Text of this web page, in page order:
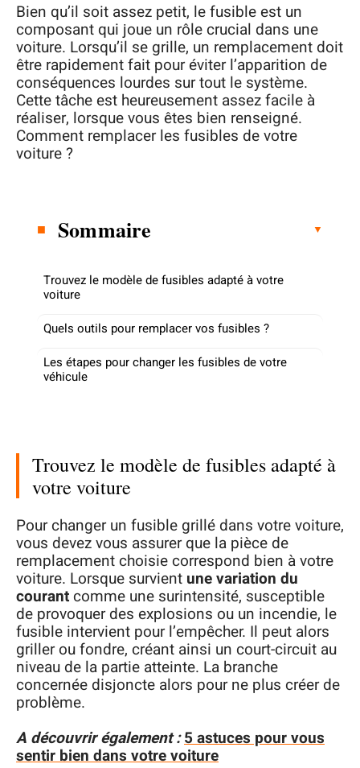
Bien qu’il soit assez petit, le fusible est un
composant qui joue un rôle crucial dans une
voiture. Lorsqu’il se grille, un remplacement doit
être rapidement fait pour éviter l’apparition de
conséquences lourdes sur tout le système.
Cette tâche est heureusement assez facile à
réaliser, lorsque vous êtes bien renseigné.
Comment remplacer les fusibles de votre
voiture ?
Sommaire
Trouvez le modèle de fusibles adapté à votre
voiture
Quels outils pour remplacer vos fusibles ?
Les étapes pour changer les fusibles de votre
véhicule
Trouvez le modèle de fusibles adapté à
votre voiture
Pour changer un fusible grillé dans votre voiture,
vous devez vous assurer que la pièce de
remplacement choisie correspond bien à votre
voiture. Lorsque survient une variation du
courantcomme une surintensité, susceptible
de provoquer des explosions ou un incendie, le
fusible intervient pour l’empêcher. Il peut alors
griller ou fondre, créant ainsi un court-circuit au
niveau de la partie atteinte. La branche
concernée disjoncte alors pour ne plus créer de
problème.
A découvrir également :5 astuces pour vous
sentir bien dans votre voiture